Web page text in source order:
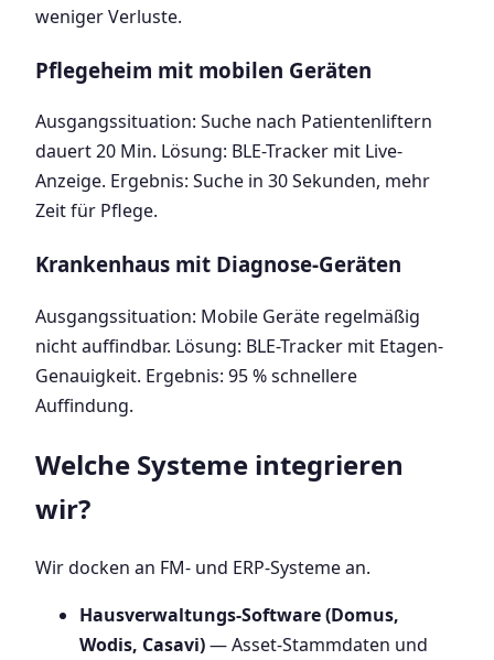
weniger Verluste.
Pflegeheim mit mobilen Geräten
Ausgangssituation: Suche nach Patientenliftern
dauert 20 Min. Lösung: BLE-Tracker mit Live-
Anzeige. Ergebnis: Suche in 30 Sekunden, mehr
Zeit für Pflege.
Krankenhaus mit Diagnose-Geräten
Ausgangssituation: Mobile Geräte regelmäßig
nicht auffindbar. Lösung: BLE-Tracker mit Etagen-
Genauigkeit. Ergebnis: 95 % schnellere
Auffindung.
Welche Systeme integrieren
wir?
Wir docken an FM- und ERP-Systeme an.
Hausverwaltungs-Software (Domus,
Wodis, Casavi)— Asset-Stammdaten und